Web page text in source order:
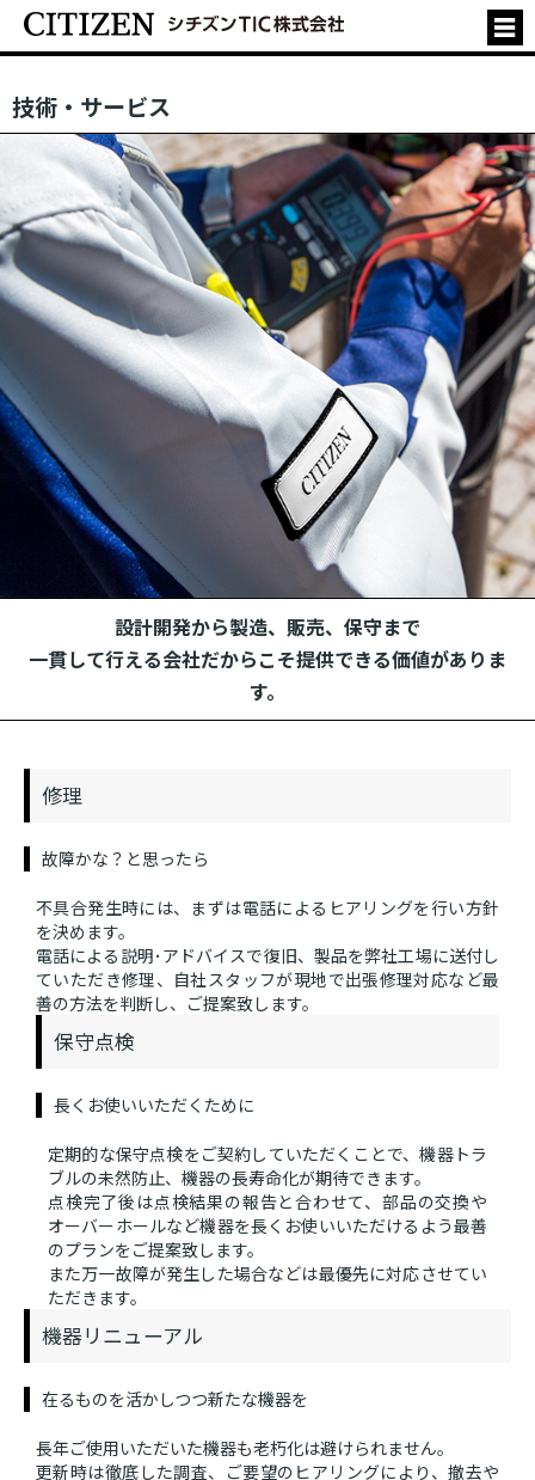
技術・サービス
設計開発から製造、販売、保守まで
一貫して行える会社だからこそ提供できる価値がありま
す。
修理
故障かな？と思ったら
不具合発生時には、まずは電話によるヒアリングを行い方針
を決めます。
電話による説明･アドバイスで復旧、製品を弊社工場に送付し
ていただき修理、自社スタッフが現地で出張修理対応など最
善の方法を判断し、ご提案致します。
保守点検
長くお使いいただくために
定期的な保守点検をご契約していただくことで、機器トラ
ブルの未然防止、機器の長寿命化が期待できます。
点検完了後は点検結果の報告と合わせて、部品の交換や
オーバーホールなど機器を長くお使いいただけるよう最善
のプランをご提案致します。
また万一故障が発生した場合などは最優先に対応させてい
ただきます。
機器リニューアル
在るものを活かしつつ新たな機器を
長年ご使用いただいた機器も老朽化は避けられません。
更新時は徹底した調査、ご要望のヒアリングにより、撤去や